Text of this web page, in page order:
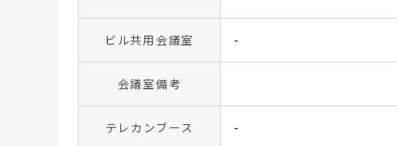
ビル共用会議室 -
会議室備考
テレカンブース -